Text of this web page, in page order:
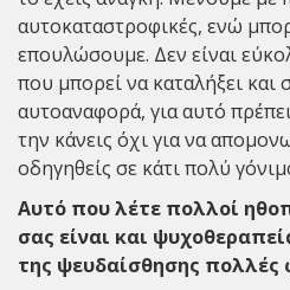
αυτοκαταστροφικές, ενώ
επουλώσουμε. Δεν είναι
που μπορεί να καταλήξει και
αυτοαναφορά, για αυτό
την κάνεις όχι για να
οδηγηθείς σε κάτι πολύ
Αυτό που λέτε πολλοί
σας είναι και
της ψευδαίσθησης πολλές